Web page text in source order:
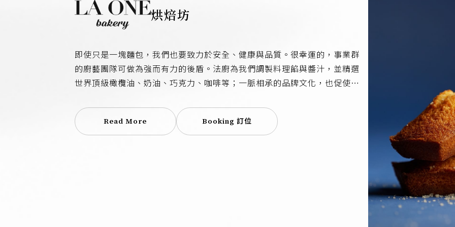
烘焙坊
即使只是一塊麵包，我們也要致力於安全、健康與品質。很幸運的，事業群
的廚藝團隊可做為強而有力的後盾。法廚為我們調製料理餡與醬汁，並精選
世界頂級橄欖油、奶油、巧克力、咖啡等；一脈相承的品牌文化，也促使我
地所賦予的特殊風味與故事。這是一份完全觸覺型的手感工作，在等待多次
的發酵與熟成的時間裡，我們被訓練耐心；每一天，我們在麵糰與食材的互
動中，滋長出幸福的滋味，我們喜歡，在幸福的日子做一個好麵包，一個成
Read More Booking 訂位
人才招募隱私